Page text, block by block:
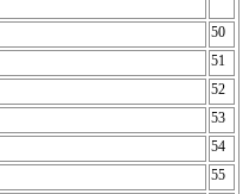
50
51
52
53
54
55